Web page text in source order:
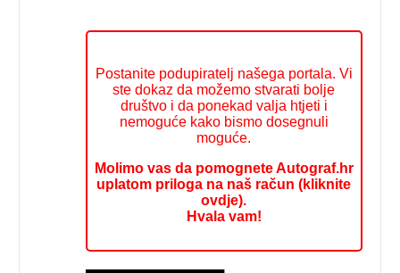
Postanite podupiratelj našega portala. Vi
ste dokaz da možemo stvarati bolje
društvo i da ponekad valja htjeti i
nemoguće kako bismo dosegnuli
moguće.
Molimo vas da pomognete Autograf.hr
uplatom priloga na naš račun (kliknite
ovdje).
Hvala vam!